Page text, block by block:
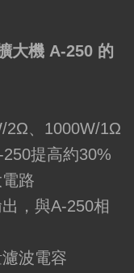
大機 A-250 的
2Ω、1000W/1Ω
提高約30%
路
，與A-250相
波電容